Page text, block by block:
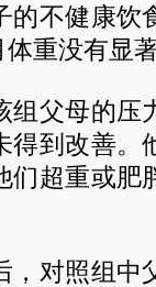
的不健康饮
重没有显
组父母的压
得到改善。
们超重或肥
，对照组中